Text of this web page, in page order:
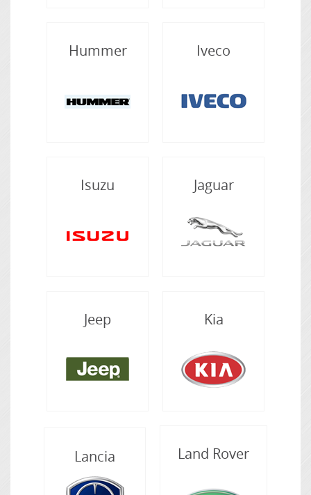
Hummer Iveco
Isuzu Jaguar
Jeep Kia
Lancia Land Rover